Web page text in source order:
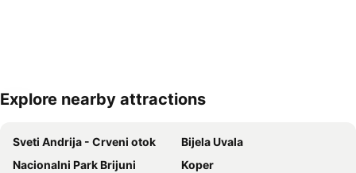
Explore nearby attractions
Sveti Andrija - Crveni otok
Bijela Uvala
Nacionalni Park Brijuni
Koper